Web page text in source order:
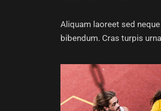
Aliquam laoreet sed
bibendum. Cras turpis